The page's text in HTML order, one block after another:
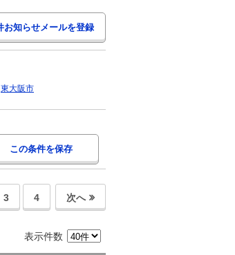
東大阪市
この条件を保存
3 4 次へ
表示件数